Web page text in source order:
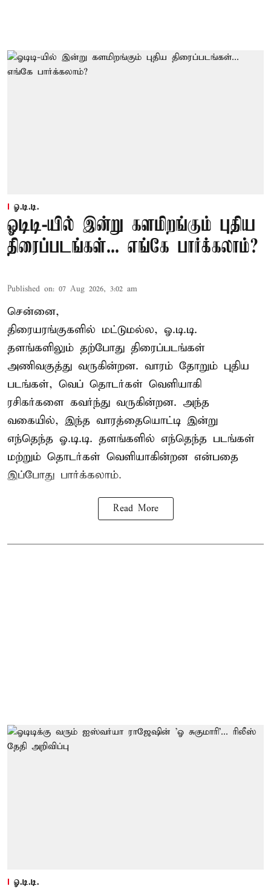
ஓ.டி.டி.
ஓடிடி-யில் இன்று களமிறங்கும் புதிய
திரைப்படங்கள்... எங்கே பார்க்கலாம்?
Published on: 07 Aug 2026, 3:02 am
சென்னை,
திரையரங்குகளில் மட்டுமல்ல, ஓ.டி.டி.
தளங்களிலும் தற்போது திரைப்படங்கள்
அணிவகுத்து வருகின்றன. வாரம் தோறும் புதிய
படங்கள், வெப் தொடர்கள் வெளியாகி
ரசிகர்களை கவர்ந்து வருகின்றன. அந்த
வகையில், இந்த வாரத்தையொட்டி இன்று
எந்தெந்த ஓ.டி.டி. தளங்களில் எந்தெந்த படங்கள்
மற்றும் தொடர்கள் வெளியாகின்றன என்பதை
இப்போது பார்க்கலாம்.
Read More
ஓ.டி.டி.